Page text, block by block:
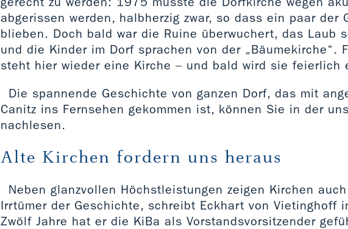
abgerissen werden, halbherzig zwar, so dass ein paar der
blieben. Doch bald war die Ruine überwuchert, das Laub
und die Kinder im Dorf sprachen von der „Bäumekirche“.
steht hier wieder eine Kirche – und bald wird sie feierlich
Die spannende Geschichte von ganzen Dorf, das mit
Canitz ins Fernsehen gekommen ist, können Sie in der
nachlesen.
Alte Kirchen fordern uns heraus
Neben glanzvollen Höchstleistungen zeigen Kirchen
Irrtümer der Geschichte, schreibt Eckhart von Vietinghoff
Zwölf Jahre hat er die KiBa als Vorstandsvorsitzender